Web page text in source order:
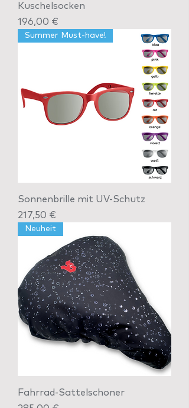
Kuschelsocken
Preis
196,00 €
Summer Must-have!
Sonnenbrille mit UV-Schutz
Preis
217,50 €
Neuheit
Fahrrad-Sattelschoner